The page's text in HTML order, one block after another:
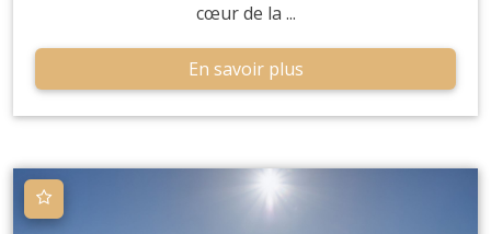
cœur de la ...
En savoir plus